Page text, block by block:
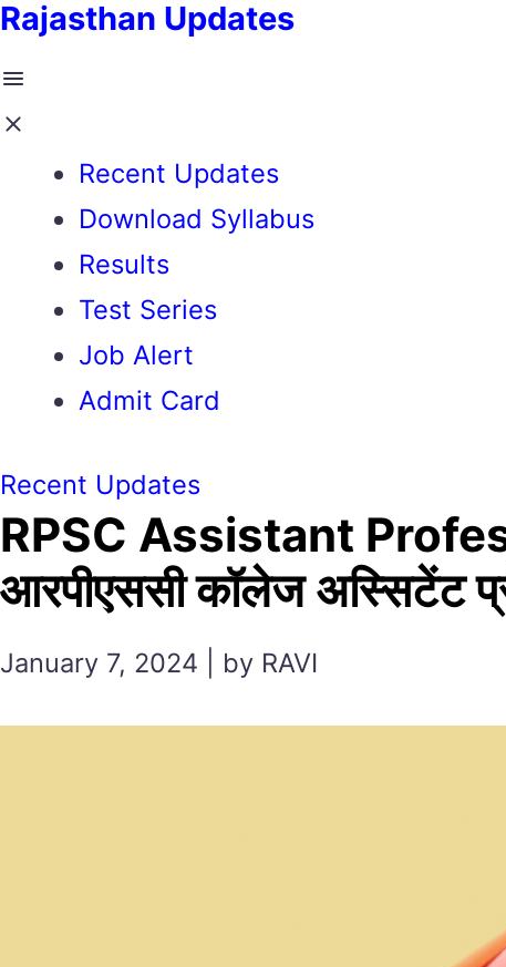
Rajasthan Updates
Recent Updates
Download Syllabus
Results
Test Series
Job Alert
Admit Card
Recent Updates
RPSC Assistant
आरपीएससी कॉलेज अस्सिटेंट
January 7, 2024 | by RAVI